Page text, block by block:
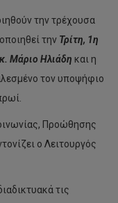
την τρέχουσα
την Τρίτη, 1η
κ. Μάριο Ηλιάδη και η
τον υποψήφιο
Προώθησης
ο Λειτουργός
τις